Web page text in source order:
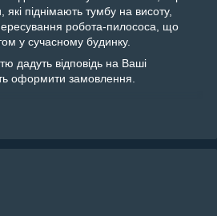
які піднімають тумбу на висоту,
робота-пилососа, що
у сучасному будинку.
дадуть відповідь на Ваші
оформити замовлення.